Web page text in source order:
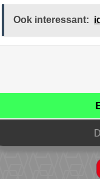
Ook interessant: